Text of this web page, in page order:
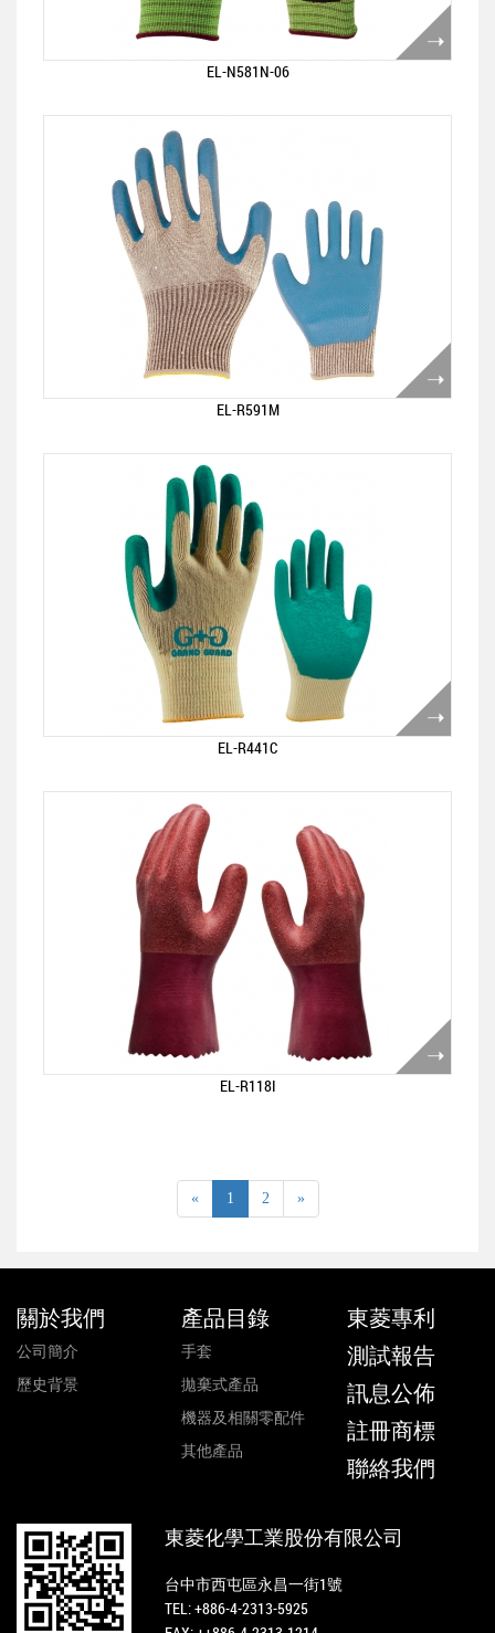
EL-N581N-06
EL-R591M
EL-R441C
EL-R118I
« 1 2 »
關於我們
公司簡介
歷史背景
產品目錄
手套
拋棄式產品
機器及相關零配件
其他產品
東菱專利
測試報告
訊息公佈
註冊商標
聯絡我們
東菱化學工業股份有限公司
台中市西屯區永昌一街1號
TEL:+886-4-2313-5925